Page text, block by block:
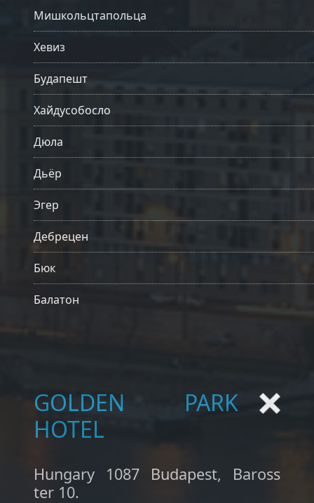
Мишкольцтапольца
Хевиз
Будапешт
Хайдусобосло
Дюла
Дьёр
Эгер
Дебрецен
Бюк
Балатон
GOLDEN PARK
HOTEL
Нungary 1087 Budapest, Baross
ter 10.